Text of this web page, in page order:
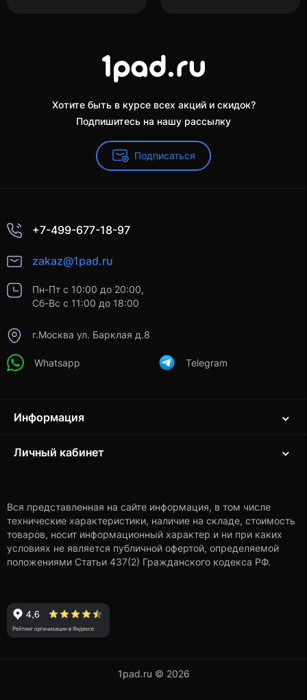
Хотите быть в курсе всех акций и скидок?
Подпишитесь на нашу рассылку
Подписаться
+7-499-677-18-97
zakaz@1pad.ru
Пн-Пт с 10:00 до 20:00,
Сб-Вс с 11:00 до 18:00
г.Москва ул. Барклая д.8
Whatsapp Telegram
Информация
Личный кабинет
Вся представленная на сайте информация, в том числе
технические характеристики, наличие на складе, стоимость
товаров, носит информационный характер и ни при каких
условиях не является публичной офертой, определяемой
положениями Статьи 437(2) Гражданского кодекса РФ.
1pad.ru © 2026